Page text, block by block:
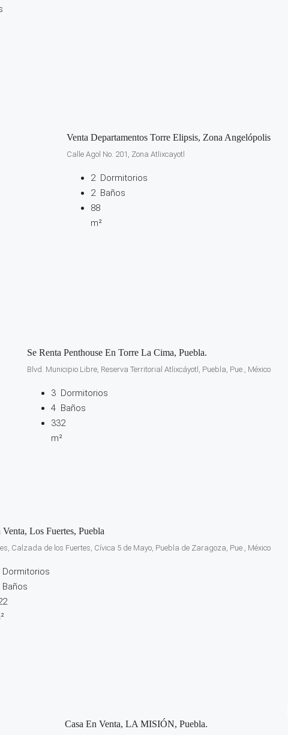
Venta Departamentos Torre Elipsis, Zona Angelópolis
Calle Agol No. 201, Zona Atlixcayotl
2 Dormitorios
2 Baños
88
m²
Se Renta Penthouse En Torre La Cima, Puebla.
Blvd. Municipio Libre, Reserva Territorial Atlixcáyotl, Puebla, Pue., México
3 Dormitorios
4 Baños
332
m²
Venta, Los Fuertes, Puebla
Calzada de los Fuertes, Cívica 5 de Mayo, Puebla de Zaragoza, Pue., México
Dormitorios
Baños
Casa En Venta, LA MISIÓN, Puebla.